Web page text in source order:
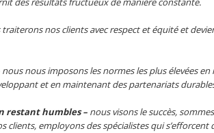
nos clients avec respect et équité et
nous nous imposons les normes les plus élevées en
et en maintenant des partenariats
restant humbles– nous visons le succès,
clients, employons des spécialistes qui s’efforcent